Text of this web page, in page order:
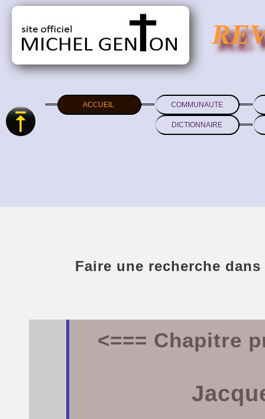
ACCUEIL COMMUNAUTE
DICTIONNAIRE
Faire une recherche
<=== Chapitre